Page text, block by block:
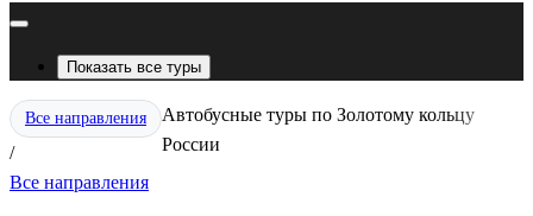
Показать все туры
Все направления
/
Автобусные туры по Золотому кольцу
России
Все направления